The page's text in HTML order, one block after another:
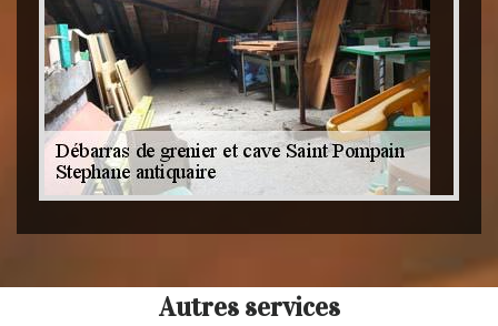
Autres services